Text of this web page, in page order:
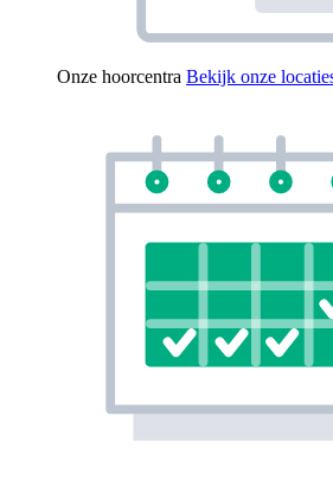
Onze hoorcentra Bekijk onze